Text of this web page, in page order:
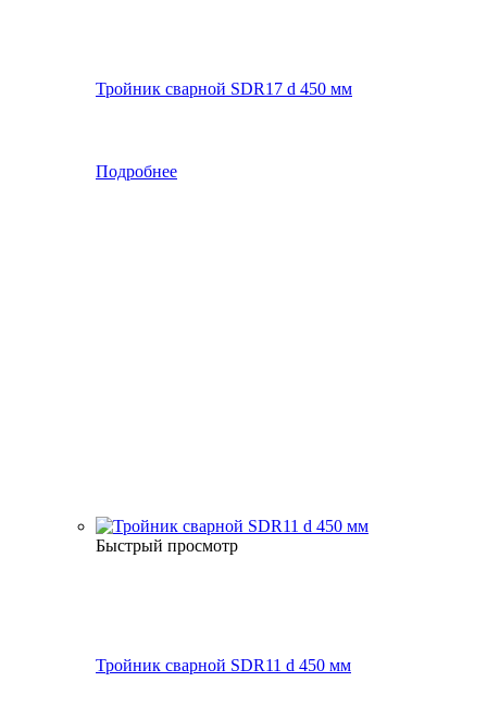
Тройник сварной SDR17 d 450 мм
Подробнее
Быстрый просмотр
Тройник сварной SDR11 d 450 мм